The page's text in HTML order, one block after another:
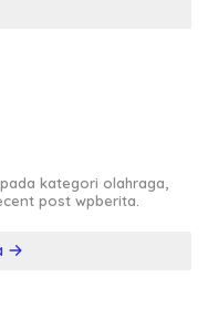
kategori olahraga,
post wpberita.